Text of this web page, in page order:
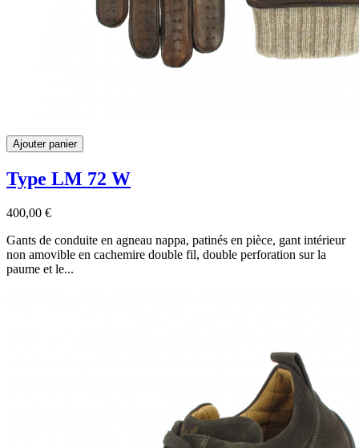
Ajouter panier
Type LM 72 W
400,00 €
Gants de conduite en agneau nappa, patinés en pièce, gant intérieur
non amovible en cachemire double fil, double perforation sur la
paume et le...